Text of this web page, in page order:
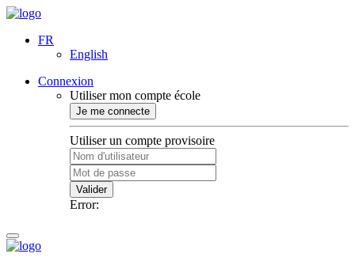
FR
English
Connexion
Utiliser mon compte école
Je me connecte
Utiliser un compte provisoire
Valider
Error: